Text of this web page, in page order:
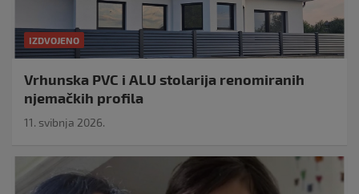
IZDVOJENO
Vrhunska PVC i ALU stolarija renomiranih
njemačkih profila
11. svibnja 2026.